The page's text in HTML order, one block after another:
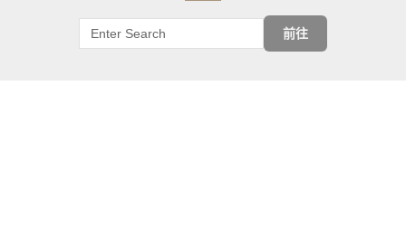
前往